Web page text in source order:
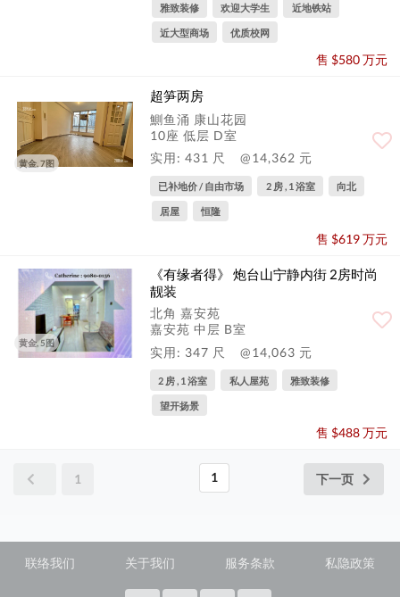
雅致装修 欢迎大学生 近地铁站
近大型商场 优质校网
售 $580 万元
黄金, 7图
超笋两房
鰂鱼涌 康山花园
10座 低层 D室
实用: 431 尺
@14,362 元
已补地价 / 自由市场 2 房 , 1 浴室 向北
居屋 恒隆
售 $619 万元
黄金, 5图
《有缘者得》 炮台山宁静内街 2房时尚
靓装
北角 嘉安苑
嘉安苑 中层 B室
实用: 347 尺
@14,063 元
2 房 , 1 浴室 私人屋苑 雅致装修
望开扬景
售 $488 万元
1 1 下一页
联络我们 关于我们 服务条款 私隐政策